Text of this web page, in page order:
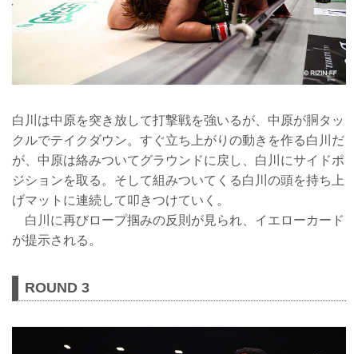
白川は中原を突き放して打撃戦を強いるが、中原が胴タッ
クルでテイクダウン。すぐ立ち上がりの動きを作る白川だ
が、中原は絡みついてグラウンドに戻し、白川にサイドポ
ジションを取る。そして組みついてくる白川の頭を持ち上
げマットに連続して叩きつけていく。
白川に再びロープ掴みの反則が見られ、イエローカード
が提示される。
ROUND 3